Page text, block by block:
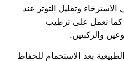
وتقليل التوتر عند
كما تعمل على ترطيب
والركبتين.
بعد الاستحمام للحفاظ